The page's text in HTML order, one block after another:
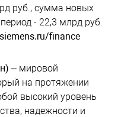
руб., сумма новых
- 22,3 млрд руб.
finance
– мировой
на протяжении
высокий уровень
надежности и